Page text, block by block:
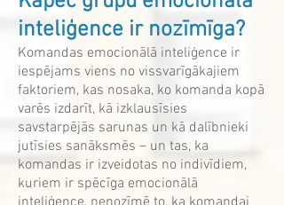
inteliģence ir nozīmīga?
Komandas emocionālā inteliģence ir
iespējams viens no vissvarīgākajiem
faktoriem, kas nosaka, ko komanda kopā
varēs izdarīt, kā izklausīsies
savstarpējās sarunas un kā dalībnieki
jutīsies sanāksmēs – un tas, ka
komandas ir izveidotas no indivīdiem,
kuriem ir spēcīga emocionālā